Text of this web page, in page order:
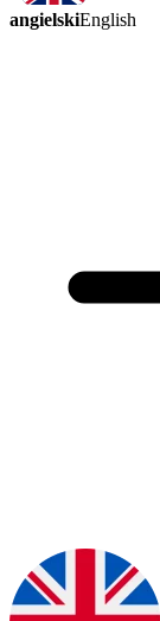
angielskiEnglish